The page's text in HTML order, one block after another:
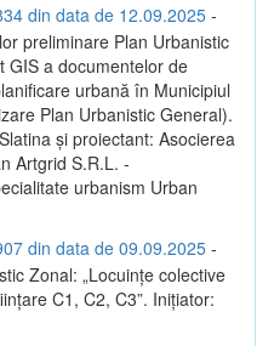
din data de 12.09.2025 -
preliminare Plan Urbanistic
GIS a documentelor de
urbană în Municipiul
Plan Urbanistic General).
și proiectant: Asocierea
Artgrid S.R.L. -
urbanism Urban
din data de 09.09.2025 -
Zonal: „Locuințe colective
C1, C2, C3”. Inițiator: